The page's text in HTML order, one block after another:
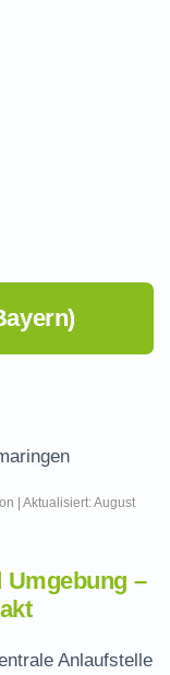
| Aktualisiert: August
–
Anlaufstelle